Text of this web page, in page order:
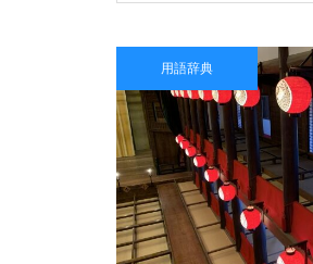
用語辞典